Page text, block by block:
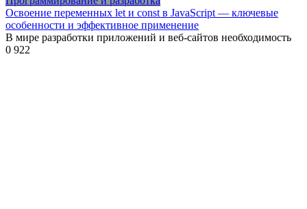
Освоение переменных let и const в JavaScript — ключевые
особенности и эффективное применение
В мире разработки приложений и веб-сайтов необходимость
0 922